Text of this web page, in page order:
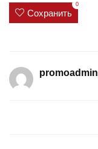
Сохранить
0
promoadmin